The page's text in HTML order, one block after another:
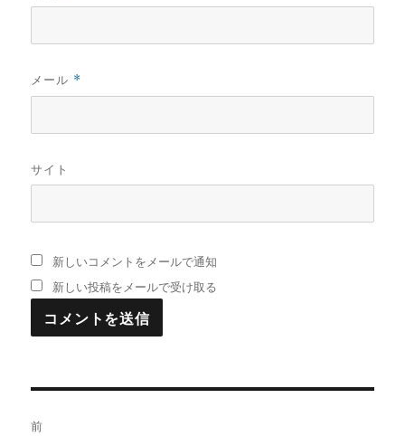
メール *
サイト
新しいコメントをメールで通知
新しい投稿をメールで受け取る
前